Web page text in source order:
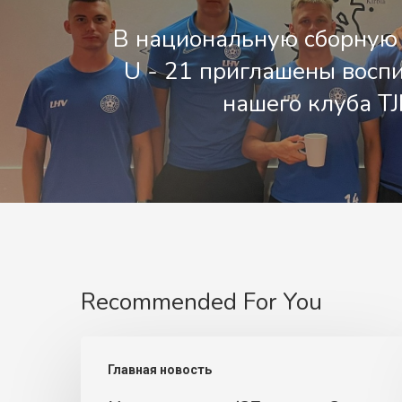
В национальную
U - 21 приглашены
нашего клуба
Recommended For You
Главная новость
недели